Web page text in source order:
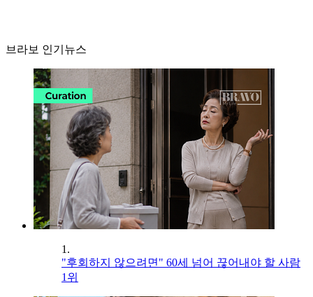
브라보 인기뉴스
1.
"후회하지 않으려면" 60세 넘어 끊어내야 할 사람
1위